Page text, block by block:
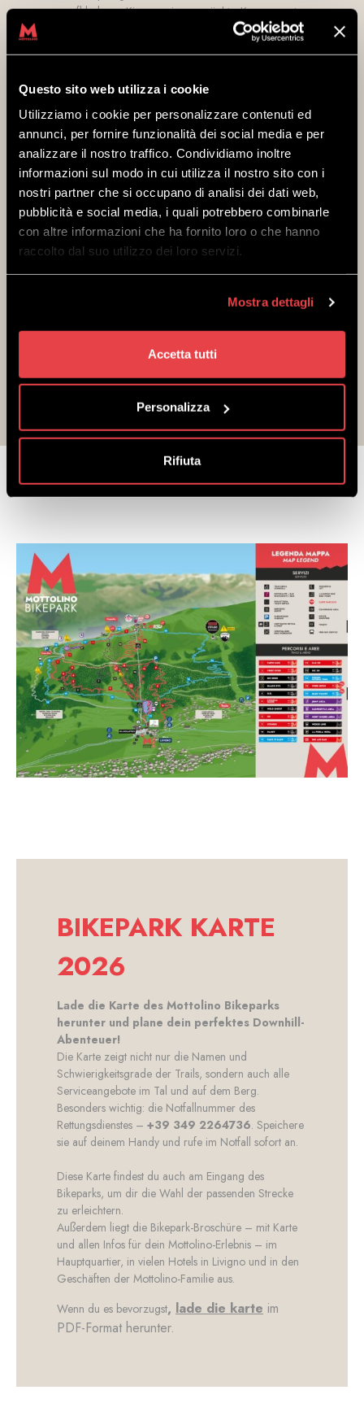
Questo sito web utilizza i cookie
Utilizziamo i cookie per personalizzare contenuti ed
annunci, per fornire funzionalità dei social media e per
analizzare il nostro traffico. Condividiamo inoltre
informazioni sul modo in cui utilizza il nostro sito con i
nostri partner che si occupano di analisi dei dati web,
pubblicità e social media, i quali potrebbero combinarle
con altre informazioni che ha fornito loro o che hanno
raccolto dal suo utilizzo dei loro servizi.
Mostra dettagli
Accetta tutti
Personalizza
Rifiuta
aufblasbares Kissen springen möchte. Kurz gesagt,
AREA
Die North Shore Area liegt vollständig im Wald und
befindet sich kurz vor dem Ende des Bikeparks. Sie ist
von fast allen Trails aus zugänglich. Sie bietet eine
Vielzahl von Holzstrukturen: Step-Ups, Step-Downs,
Spiralen, Steilkurven und vieles mehr.Ähnlich wie in
der Jump Area gibt es auch hier Hindernisse für
jeden Fahrer: einfachere für Anfänger und
anspruchsvollere für erfahrene Fahrer.Und wenn
North Shore Area umgehen und dem Trail bis zur
BIKEPARK KARTE
2026
Lade die Karte des Mottolino Bikeparks
herunter und plane dein perfektes Downhill-
Abenteuer!
Die Karte zeigt nicht nur die Namen und
Schwierigkeitsgrade der Trails, sondern auch alle
Serviceangebote im Tal und auf dem Berg.
Besonders wichtig: die Notfallnummer des
Rettungsdienstes – +39 349 2264736. Speichere
sie auf deinem Handy und rufe im Notfall sofort an.
Diese Karte findest du auch am Eingang des
Bikeparks, um dir die Wahl der passenden Strecke
zu erleichtern.
Außerdem liegt die Bikepark-Broschüre – mit Karte
und allen Infos für dein Mottolino-Erlebnis – im
Hauptquartier, in vielen Hotels in Livigno und in den
Geschäften der Mottolino-Familie aus.
Wenn du es bevorzugst, lade die karte im
PDF-Format herunter.